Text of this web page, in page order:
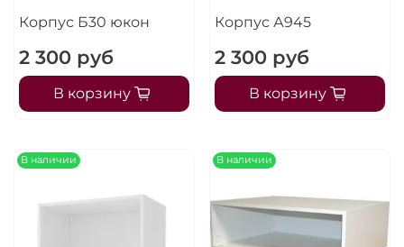
Корпус Б30 юкон
2 300 руб
В корзину
Корпус А945
2 300 руб
В корзину
В наличии В наличии